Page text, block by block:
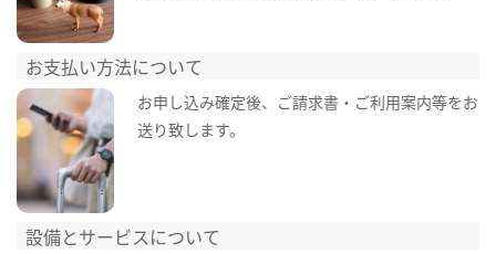
お支払い方法について
お申し込み確定後、ご請求書・ご利用案内等をお
送り致します。
設備とサービスについて